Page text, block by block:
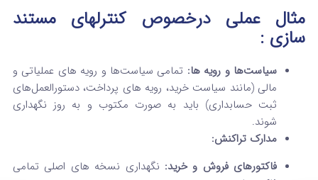
مثال عملیدرخصوص کنترلهای مستند
سازی :
سیاست‌ها و رویه‌ ها: تمامی سیاست‌ها و رویه‌ های عملیاتی و
مالی (مانند سیاست خرید، رویه‌ های پرداخت، دستورالعمل‌های
ثبت حسابداری) باید به صورت مکتوب و به‌ روز نگهداری
شوند.
مدارک تراکنش:
فاکتورهای فروش و خرید: نگهداری نسخه‌ های اصلی تمامی